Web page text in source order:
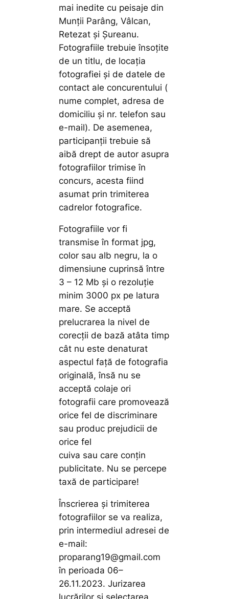
mai inedite cu peisaje din
Munții Parâng, Vâlcan,
Retezat și Șureanu.
Fotografiile trebuie însoțite
de un titlu, de locația
fotografiei și de datele de
contact ale concurentului (
nume complet, adresa de
domiciliu și nr. telefon sau
e-mail). De asemenea,
participanții trebuie să
aibă drept de autor asupra
fotografiilor trimise în
concurs, acesta fiind
asumat prin trimiterea
cadrelor fotografice.
Fotografiile vor fi
transmise în format jpg,
color sau alb negru, la o
dimensiune cuprinsă între
3 – 12 Mb și o rezoluție
minim 3000 px pe latura
mare. Se acceptă
prelucrarea la nivel de
corecții de bază atâta timp
cât nu este denaturat
aspectul față de fotografia
originală, însă nu se
acceptă colaje ori
fotografii care promovează
orice fel de discriminare
sau produc prejudicii de
orice fel
cuiva sau care conțin
publicitate. Nu se percepe
taxă de participare!
Înscrierea și trimiterea
fotografiilor se va realiza,
prin intermediul adresei de
e-mail:
proparang19@gmail.com
în perioada 06–
26.11.2023. Jurizarea